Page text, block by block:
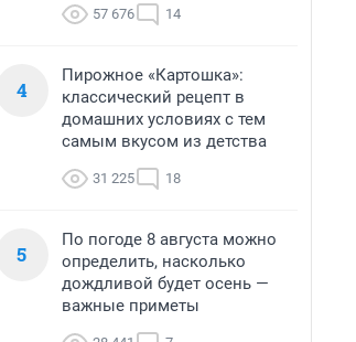
57 676 14
4
Пирожное «Картошка»:
классический рецепт в
домашних условиях с тем
самым вкусом из детства
31 225 18
5
По погоде 8 августа можно
определить, насколько
дождливой будет осень —
важные приметы